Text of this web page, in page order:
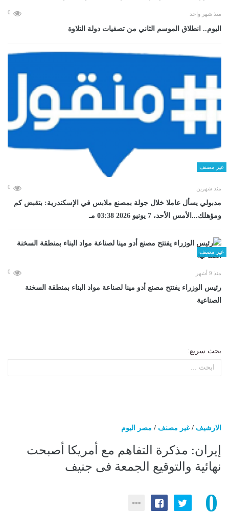
منذ شهر واحد 0
اليوم.. انطلاق الموسم الثاني من تصفيات دولة التلاوة
غير مصنف
منذ شهرين 0
مدبولي يسأل عاملا خلال جولة بمصنع ملابس في الإسكندرية: بتقبض كم
ومؤهلك...الأمس الأحد، 7 يونيو 2026 03:38 مـ
غير مصنف
منذ 9 أشهر 0
رئيس الوزراء يفتتح مصنع أدو مينا لصناعة مواد البناء بمنطقة السخنة
الصناعية
بحث سريع:
الارشيف /غير مصنف / مصر اليوم
إيران: مذكرة التفاهم مع أمريكا أصبحت
نهائية والتوقيع الجمعة فى جنيف
0